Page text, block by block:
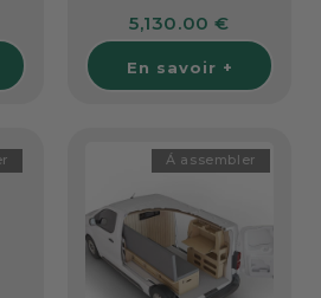
5,130.00 €
En savoir +
Á assembler